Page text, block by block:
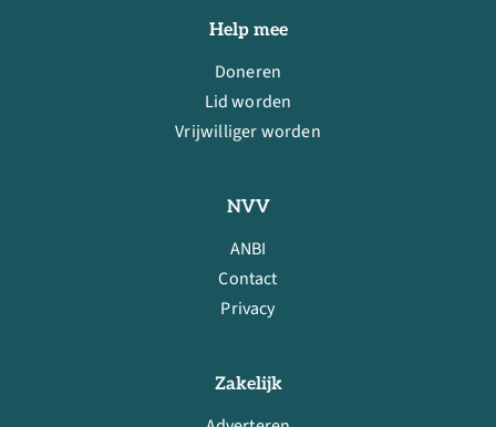
Help mee
Doneren
Lid worden
Vrijwilliger worden
NVV
ANBI
Contact
Privacy
Zakelijk